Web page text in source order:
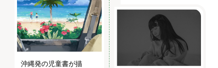
沖縄発の児童書が描